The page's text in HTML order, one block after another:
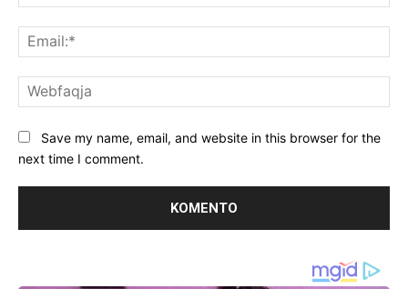
Save my name, email, and website in this browser for the
next time I comment.